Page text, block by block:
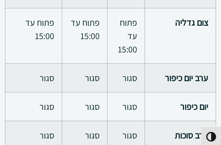
הפעל/כבה ניגודיות גבוהה
צום גדליה
פתוח
עד
15:00
פתוח עד
15:00
פתוח עד
15:00
ערב יום כיפור סגור סגור סגור
יום כיפור סגור סגור סגור
ערב סוכות סגור סגור סגור